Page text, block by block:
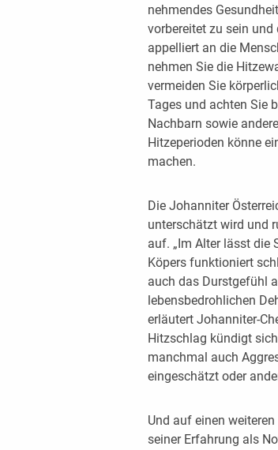
nehmendes
vorbereitet zu sein
appelliert an die
nehmen Sie die
vermeiden Sie
Tages und achten Sie
Nachbarn sowie
Hitzeperioden könne
machen.
Die Johanniter
unterschätzt wird und
auf. „Im Alter lässt die
Köpers funktioniert
auch das Durstgefühl
lebensbedrohlichen
erläutert Johanniter-
Hitzschlag kündigt
manchmal auch
eingeschätzt oder
Und auf einen
seiner Erfahrung als